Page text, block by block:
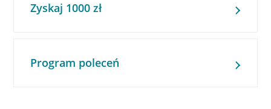
Zyskaj 1000 zł
Program poleceń